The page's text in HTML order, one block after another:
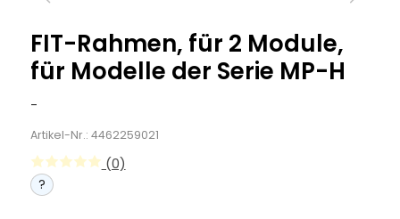
FIT-Rahmen, für 2 Module,
für Modelle der Serie MP-H
-
Artikel-Nr.: 4462259021
(0)
?